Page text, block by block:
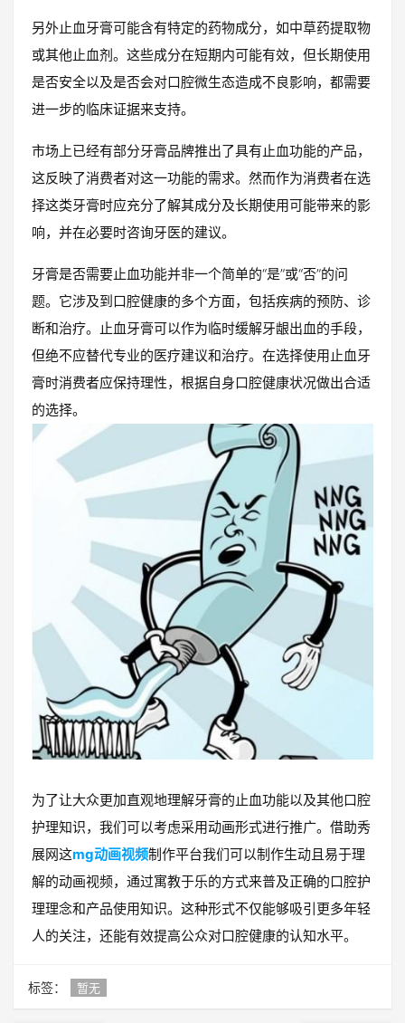
另外止血牙膏可能含有特定的药物成分，如中草药提取物
或其他止血剂。这些成分在短期内可能有效，但长期使用
是否安全以及是否会对口腔微生态造成不良影响，都需要
进一步的临床证据来支持。
市场上已经有部分牙膏品牌推出了具有止血功能的产品，
这反映了消费者对这一功能的需求。然而作为消费者在选
择这类牙膏时应充分了解其成分及长期使用可能带来的影
响，并在必要时咨询牙医的建议。
牙膏是否需要止血功能并非一个简单的“是”或“否”的问
题。它涉及到口腔健康的多个方面，包括疾病的预防、诊
断和治疗。止血牙膏可以作为临时缓解牙龈出血的手段，
但绝不应替代专业的医疗建议和治疗。在选择使用止血牙
膏时消费者应保持理性，根据自身口腔健康状况做出合适
的选择。
为了让大众更加直观地理解牙膏的止血功能以及其他口腔
护理知识，我们可以考虑采用动画形式进行推广。借助秀
展网这mg动画视频制作平台我们可以制作生动且易于理
解的动画视频，通过寓教于乐的方式来普及正确的口腔护
理理念和产品使用知识。这种形式不仅能够吸引更多年轻
人的关注，还能有效提高公众对口腔健康的认知水平。
标签： 暂无